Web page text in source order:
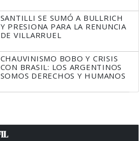
SANTILLI SE SUMÓ A BULLRICH
Y PRESIONA PARA LA RENUNCIA
DE VILLARRUEL
CHAUVINISMO BOBO Y CRISIS
CON BRASIL: LOS ARGENTINOS
SOMOS DERECHOS Y HUMANOS